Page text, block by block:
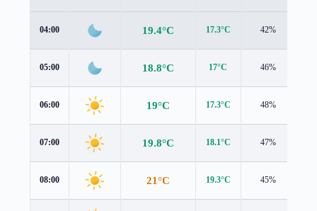
04:00 19.4°C 17.3°C 42%
05:00 18.8°C 17°C 46%
06:00 19°C 17.3°C 48%
07:00 19.8°C 18.1°C 47%
08:00 21°C 19.3°C 45%